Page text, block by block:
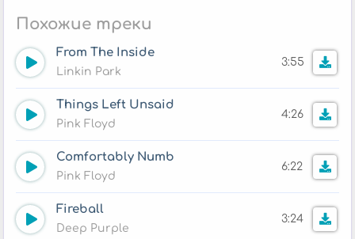
Похожие треки
From The Inside
Linkin Park
3:55
Things Left Unsaid
Pink Floyd
4:26
Comfortably Numb
Pink Floyd
6:22
Fireball
Deep Purple
3:24